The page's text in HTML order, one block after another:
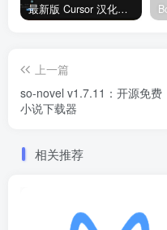
最新版 Cursor 汉化设置中文教程（两种简单方法，附中文语言包下载）
上一篇
so-novel v1.7.11：开源免费
小说下载器
相关推荐